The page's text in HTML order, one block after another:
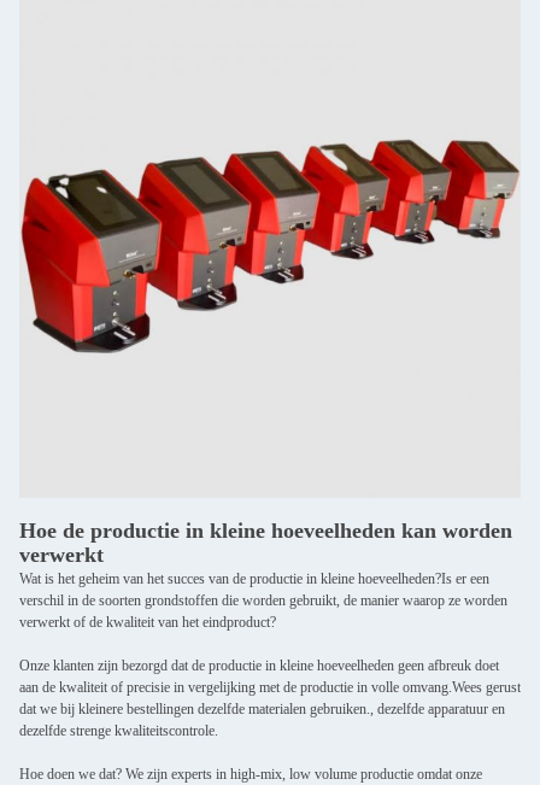
Hoe de productie in kleine hoeveelheden kan worden
verwerkt
Wat is het geheim van het succes van de productie in kleine hoeveelheden?Is er een
verschil in de soorten grondstoffen die worden gebruikt, de manier waarop ze worden
verwerkt of de kwaliteit van het eindproduct?
Onze klanten zijn bezorgd dat de productie in kleine hoeveelheden geen afbreuk doet
aan de kwaliteit of precisie in vergelijking met de productie in volle omvang.Wees gerust
dat we bij kleinere bestellingen dezelfde materialen gebruiken., dezelfde apparatuur en
dezelfde strenge kwaliteitscontrole.
Hoe doen we dat? We zijn experts in high-mix, low volume productie omdat onze